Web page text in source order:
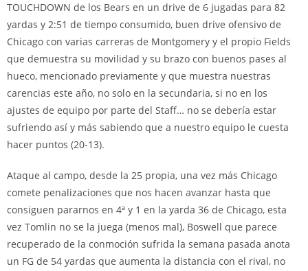
TOUCHDOWN de los Bears en un drive de 6 jugadas para 82
yardas y 2:51 de tiempo consumido, buen drive ofensivo de
Chicago con varias carreras de Montgomery y el propio Fields
que demuestra su movilidad y su brazo con buenos pases al
hueco, mencionado previamente y que muestra nuestras
carencias este año, no solo en la secundaria, si no en los
ajustes de equipo por parte del Staff… no se debería estar
sufriendo así y más sabiendo que a nuestro equipo le cuesta
hacer puntos (20-13).
Ataque al campo, desde la 25 propia, una vez más Chicago
comete penalizaciones que nos hacen avanzar hasta que
consiguen pararnos en 4ª y 1 en la yarda 36 de Chicago, esta
vez Tomlin no se la juega (menos mal), Boswell que parece
recuperado de la conmoción sufrida la semana pasada anota
un FG de 54 yardas que aumenta la distancia con el rival, no